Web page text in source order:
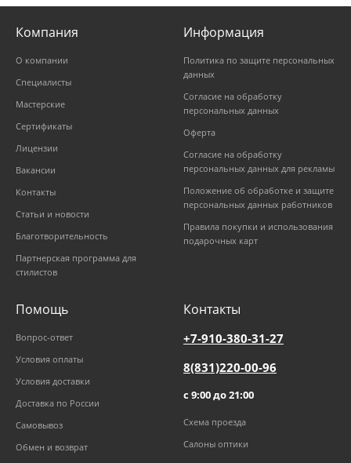
Компания
О компании
Специалисты
Мастерские
Сертификаты
Лицензии
Вакансии
Контакты
Статьи и новости
Благотворительность
Партнерская программа для
стилистов
Информация
Политика по защите персональных
данных
Согласие на обработку
персональных данных
Оферта
Согласие на обработку
персональных данных для рекламы
Положение об обработке и защите
персональных данных работников
Правила покупки и использования
подарочных карт
Помощь
Вопрос-ответ
Условия оплаты
Условия доставки
Доставка по России
Самовывоз
Обмен и возврат
Контакты
+7-910-380-31-27
8(831)220-00-96
с 9:00 до 21:00
Схема проезда
Салоны оптики